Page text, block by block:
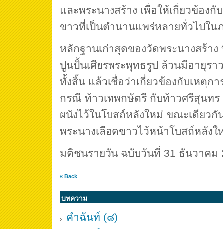
และพระนางสร้าง เพื่อให้เกี่ยวข้อง
ขาวที่เป็นตำนานแพร่หลายทั่วไปใน
หลักฐานเก่าสุดของวัดพระนางสร้าง
ปูนปั้นเศียรพระพุทธรูป ล้วนมีอายุร
ทั้งสิ้น แล้วเชื่อว่าเกี่ยวข้องกับเหตุก
กรณี ท้าวเทพกษัตรี กับท้าวศรีสุนทร
ผนังไว้ในโบสถ์หลังใหม่ ขณะเดียวกั
พระนางเลือดขาวไว้หน้าโบสถ์หลังใ
มติชนรายวัน ฉบับวันที่ 31 ธันวาคม
« Back
บทความ
คำฉันท์ (๘)